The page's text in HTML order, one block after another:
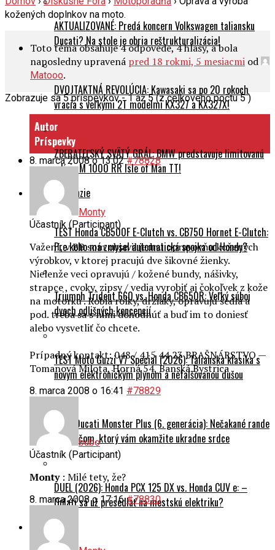
AKTUALIZOVANÉ: Predá koncern Volkswagen taliansku
Ducati? Na stole je obria reštrukturalizácia!
DVOJTAKTNÁ REVOLÚCIA: Kawasaki sa po 20 rokoch
vracia s veľkými 2T modelmi KX327 a KX327X!
ZBERATEĽSKÝ SVÄTÝ GRÁL: BMW predstavuje limitovanú
edíciu M 1000 RR Isle of Man TT!
Testy a recenzie
TEST Honda CB500F E-Clutch vs. CB750 Hornet E-Clutch:
Pre koho má zmysel automatická spojka od Hondy?
Triumph Trident 660 vs. Honda CB650R: Veľký súboj
dvoch odlišných koncepcií
TEST Moto Guzzi V7 Special (2026): Talianska klasika s
novým elektronickým plynom a nefalšovanou dušou
TEST Ducati Monster Plus (6. generácia): Nečakané rande
s naháčom, ktorý vám okamžite ukradne srdce
DUEL (2026): Honda PCX 125 DX vs. Honda CUV e: –
Oplatí sa už presedlať na mestskú elektriku?
Cestovanie
kožených doplnkov na moto.
Toto téma obsahuje 4 odpovede, 4 hlasy, a bola
naposledny upravená pred 18 rokmi, 5 mesiacmi od
Matooo.
Zobrazuje sa 5 príspevkov - 1 až 5 (z celkového počtu 5 )
Autor
Príspevky
8. marca 2008 o 13:02 #78828
Monty
Účastník (Participant)
Važení, v BB som objavil jednu opravovňu kožených
výrobkov, v ktorej pracujú dve šikovné žienky.
Nielenže veci opravujú / kožené bundy, nášivky,
strapce , cvoky, zipsy / vedia vyrobiť aj čokoľvek z kože
na motorku . Robia rolky, držiaky, opravujú sedlá a
pod. treba sa s nimi dohodnúť a buď im to doniesť
alebo vysvetliť čo chcete.
Prípadný kontakt: 048 / 415 44 23 BRAŠNÁRSTVO —
Tomanová Milota, Horná 54, Banská Bystrica
8. marca 2008 o 16:41 #78829
bubo
Účastník (Participant)
Monty: Milé tety, že?
8. marca 2008 o 17:16 #78830